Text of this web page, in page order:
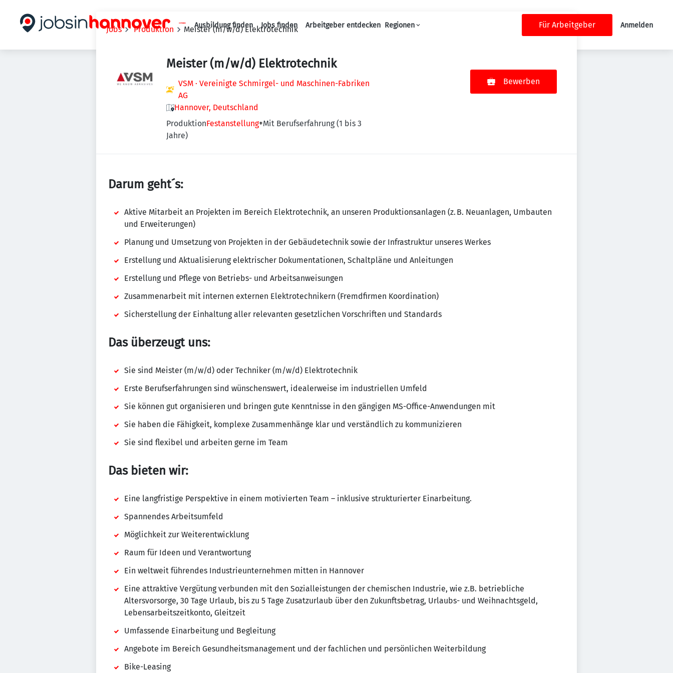
Haupt-Navigation
Ausbildung finden Jobs finden Arbeitgeber entdecken Regionen Für Arbeitgeber Anmelden
Jobs Produktion Meister (m/w/d) Elektrotechnik
Meister (m/w/d) Elektrotechnik
VSM · Vereinigte Schmirgel- und Maschinen-Fabriken
AG
Hannover, Deutschland
ProduktionFestanstellung+Mit Berufserfahrung (1 bis 3
Jahre)
Bewerben
Darum geht´s:
Aktive Mitarbeit an Projekten im Bereich Elektrotechnik, an unseren Produktionsanlagen (z. B. Neuanlagen, Umbauten
und Erweiterungen)
Planung und Umsetzung von Projekten in der Gebäudetechnik sowie der Infrastruktur unseres Werkes
Erstellung und Aktualisierung elektrischer Dokumentationen, Schaltpläne und Anleitungen
Erstellung und Pflege von Betriebs- und Arbeitsanweisungen
Zusammenarbeit mit internen externen Elektrotechnikern (Fremdfirmen Koordination)
Sicherstellung der Einhaltung aller relevanten gesetzlichen Vorschriften und Standards
Das überzeugt uns:
Sie sind Meister (m/w/d) oder Techniker (m/w/d) Elektrotechnik
Erste Berufserfahrungen sind wünschenswert, idealerweise im industriellen Umfeld
Sie können gut organisieren und bringen gute Kenntnisse in den gängigen MS-Office-Anwendungen mit
Sie haben die Fähigkeit, komplexe Zusammenhänge klar und verständlich zu kommunizieren
Sie sind flexibel und arbeiten gerne im Team
Das bieten wir:
Eine langfristige Perspektive in einem motivierten Team – inklusive strukturierter Einarbeitung.
Spannendes Arbeitsumfeld
Möglichkeit zur Weiterentwicklung
Raum für Ideen und Verantwortung
Ein weltweit führendes Industrieunternehmen mitten in Hannover
Eine attraktive Vergütung verbunden mit den Sozialleistungen der chemischen Industrie, wie z.B. betriebliche
Altersvorsorge, 30 Tage Urlaub, bis zu 5 Tage Zusatzurlaub über den Zukunftsbetrag, Urlaubs- und Weihnachtsgeld,
Lebensarbeitszeitkonto, Gleitzeit
Umfassende Einarbeitung und Begleitung
Angebote im Bereich Gesundheitsmanagement und der fachlichen und persönlichen Weiterbildung
Bike-Leasing